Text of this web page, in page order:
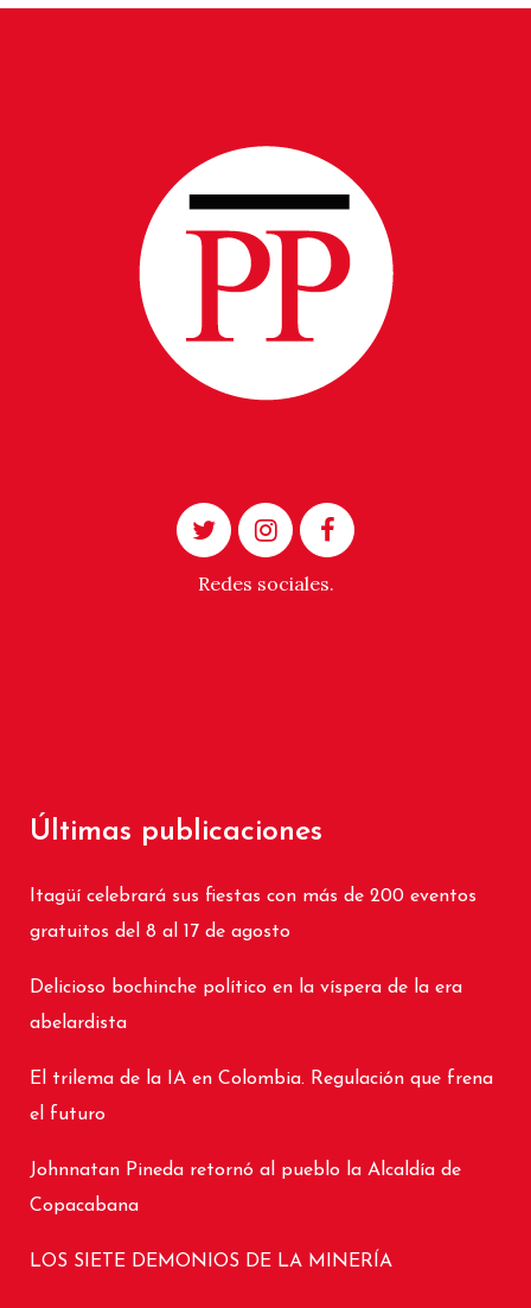
Redes sociales.
Últimas publicaciones
Itagüí celebrará sus fiestas con más de 200 eventos
gratuitos del 8 al 17 de agosto
Delicioso bochinche político en la víspera de la era
abelardista
El trilema de la IA en Colombia. Regulación que frena
el futuro
Johnnatan Pineda retornó al pueblo la Alcaldía de
Copacabana
LOS SIETE DEMONIOS DE LA MINERÍA